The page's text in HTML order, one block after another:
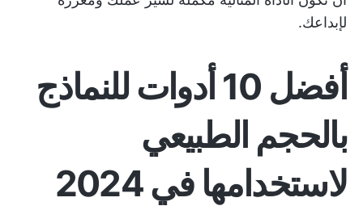
لإبداعك.
أفضل 10 أدوات للنماذج
بالحجم الطبيعي
لاستخدامها في 2024